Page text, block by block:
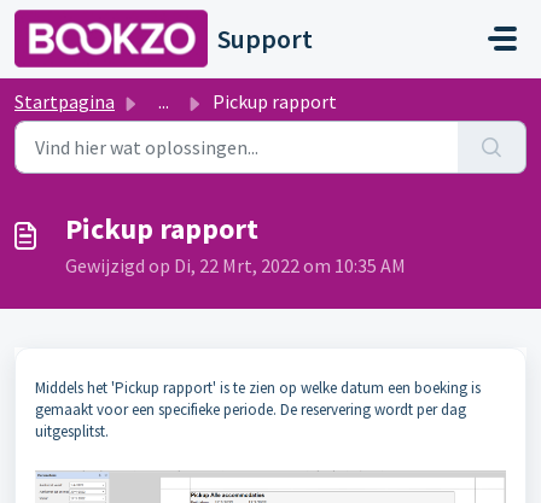
Doorgaan naar hoofdinhoud
Support
Startpagina ... Pickup rapport
Pickup rapport
Gewijzigd op Di, 22 Mrt, 2022 om 10:35 AM
Middels het 'Pickup rapport' is te zien op welke datum een boeking is
gemaakt voor een specifieke periode. De reservering wordt per dag
uitgesplitst.